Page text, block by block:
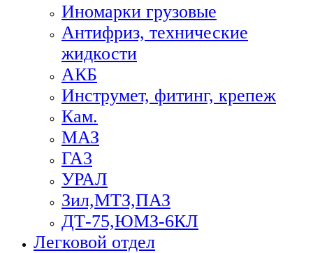
Иномарки грузовые
Антифриз, технические
жидкости
АКБ
Инструмет, фитинг, крепеж
Кам.
МАЗ
ГА3
УРАЛ
Зил,МТЗ,ПАЗ
ДТ-75,ЮМЗ-6КЛ
Легковой отдел